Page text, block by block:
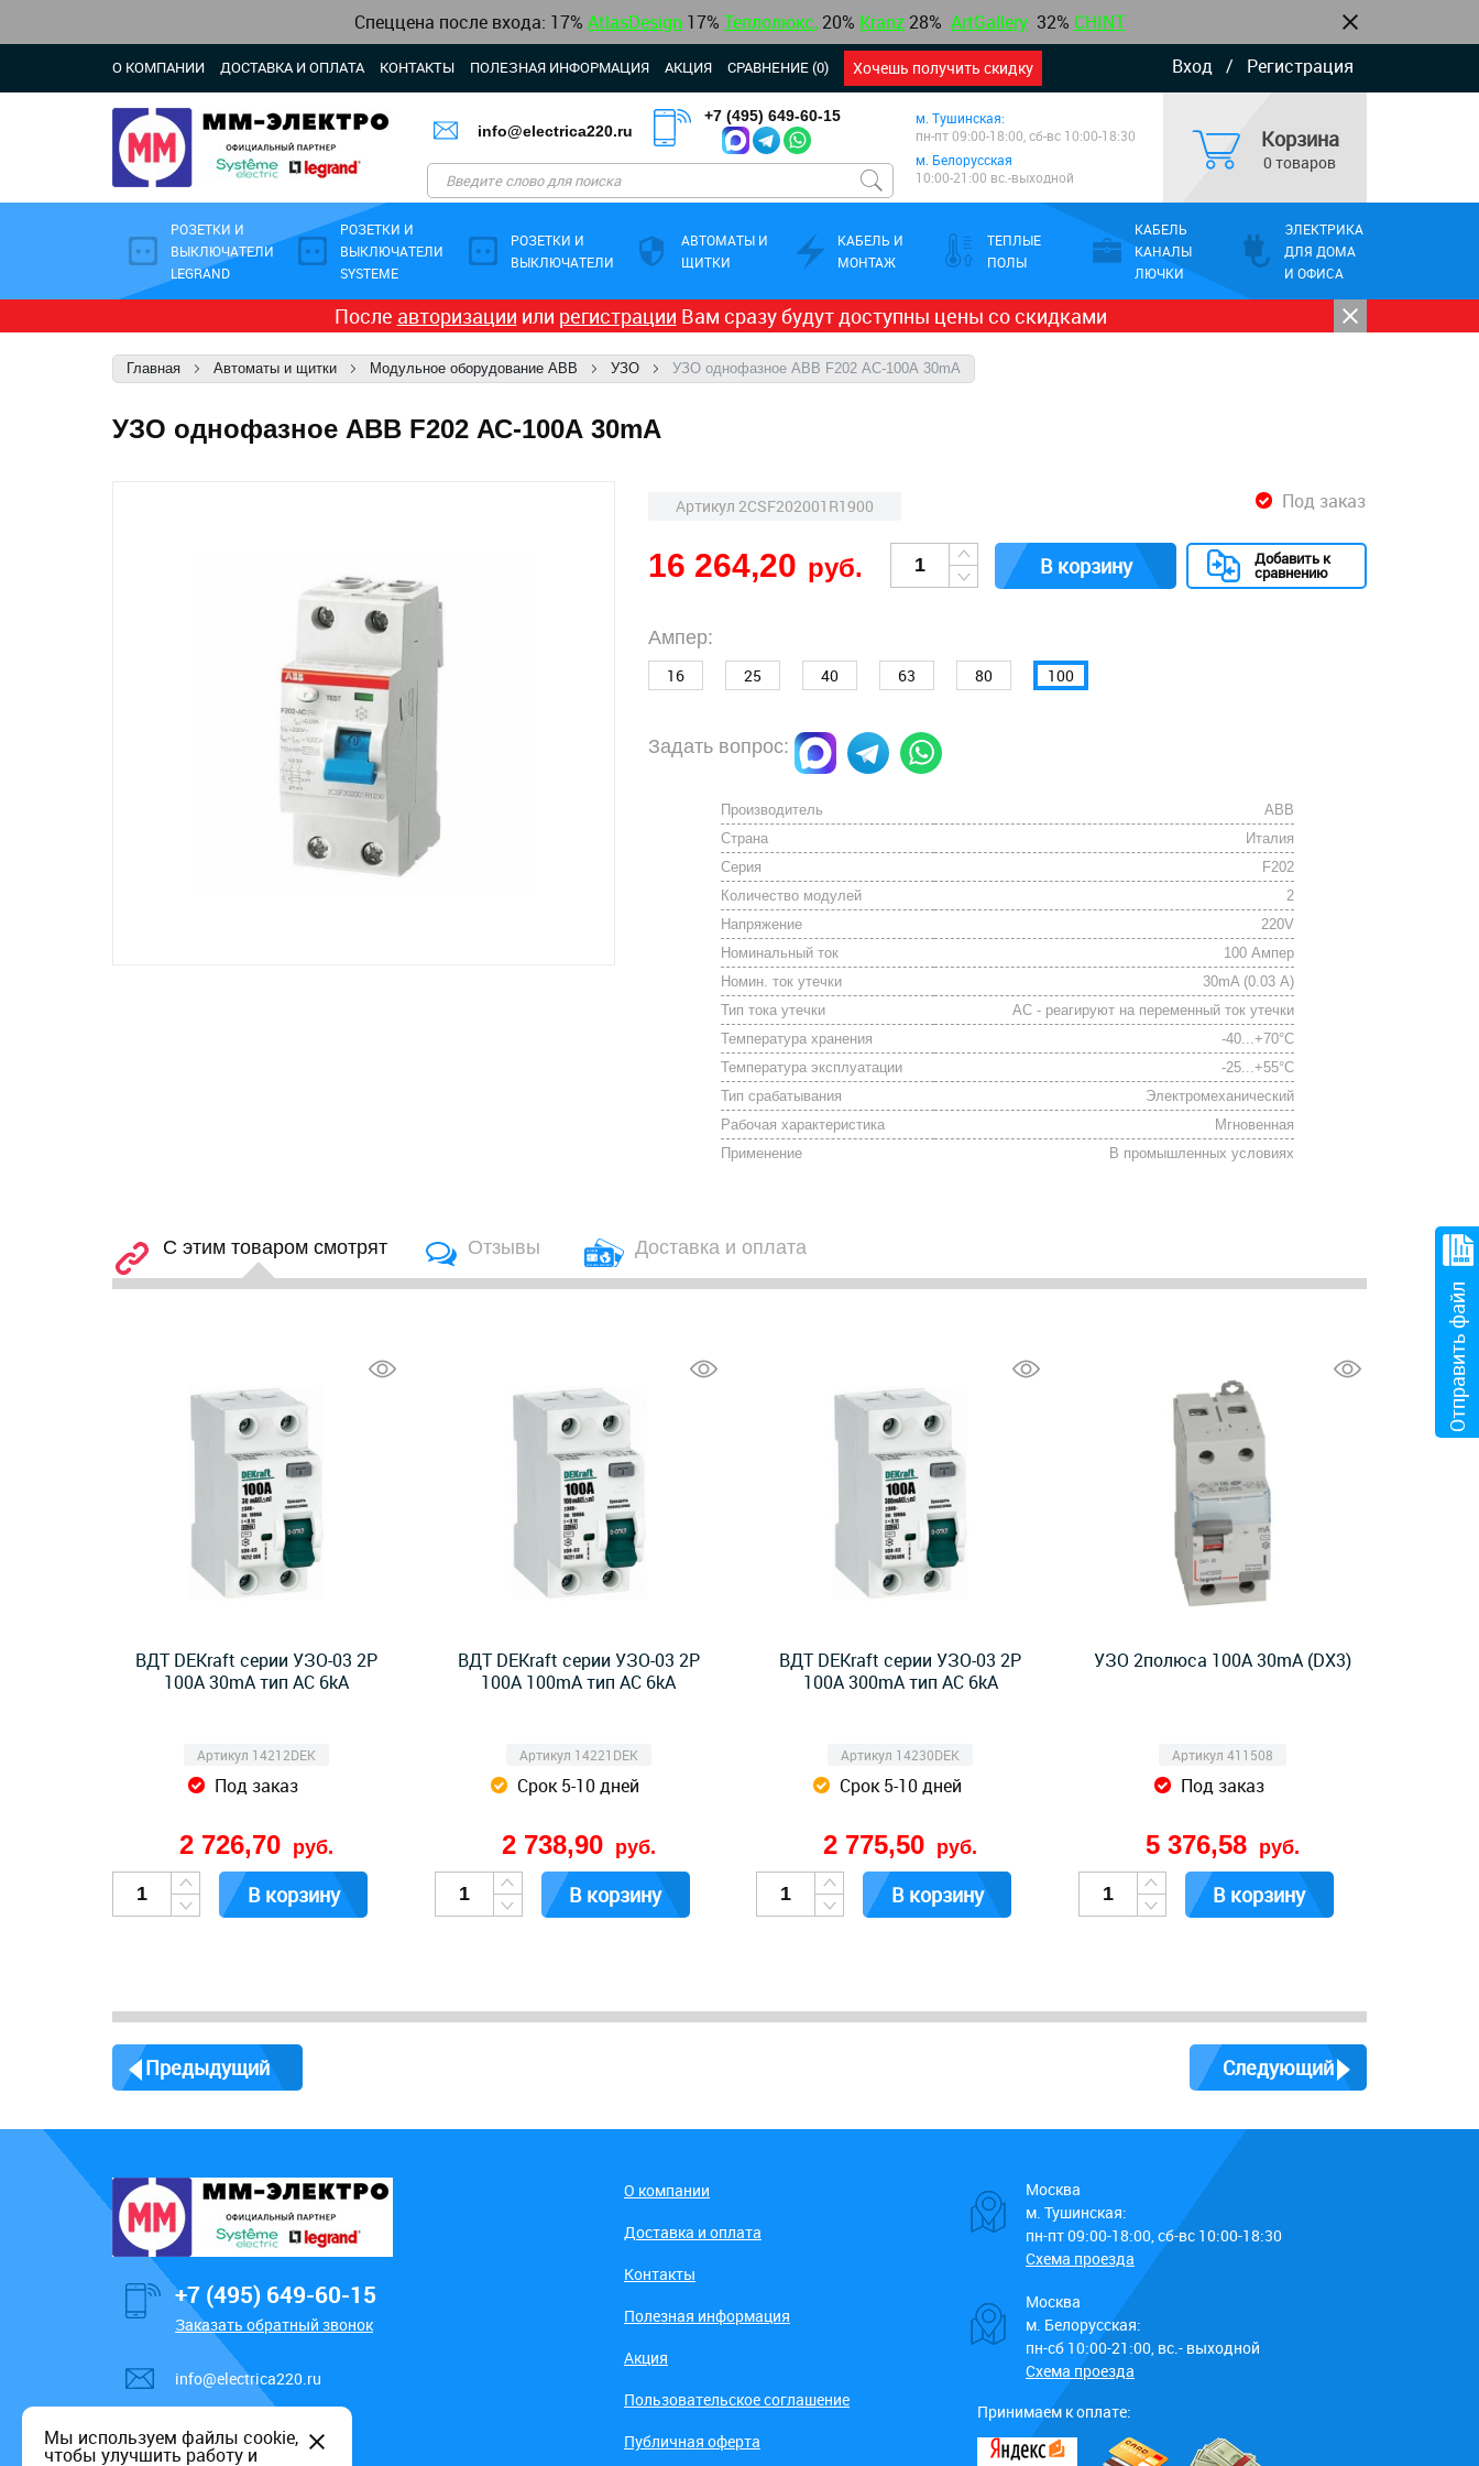
Спеццена после входа: 17% AtlasDesign 17% Теплолюкс, 20% Kranz 28% ArtGallery 32% CHINT
Вход / Регистрация
О КОМПАНИИ ДОСТАВКА И ОПЛАТА КОНТАКТЫ ПОЛЕЗНАЯ ИНФОРМАЦИЯ АКЦИЯ СРАВНЕНИЕ (0) Хочешь получить скидку
info@electrica220.ru
+7 (495) 649-60-15
м. Тушинская:
пн-пт 09:00-18:00, сб-вс 10:00-18:30
м. Белорусская
10:00-21:00 вс.-выходной
Корзина
0 товаров
РОЗЕТКИ И
ВЫКЛЮЧАТЕЛИ
LEGRAND
РОЗЕТКИ И
ВЫКЛЮЧАТЕЛИ
SYSTEME
РОЗЕТКИ И
ВЫКЛЮЧАТЕЛИ
АВТОМАТЫ И
ЩИТКИ
КАБЕЛЬ И
МОНТАЖ
ТЕПЛЫЕ
ПОЛЫ
КАБЕЛЬ
КАНАЛЫ
ЛЮЧКИ
ЭЛЕКТРИКА
ДЛЯ ДОМА
И ОФИСА
После авторизации или регистрации Вам сразу будут доступны цены со скидками
Главная Автоматы и щитки Модульное оборудование ABB УЗО УЗО однофазное ABB F202 АС-100А 30mA
УЗО однофазное ABB F202 АС-100А 30mA
Под заказ
Артикул 2CSF202001R1900
16 264,20 руб. В корзину Добавить к
сравнению
Ампер:
16 25 40 63 80 100
Задать вопрос:
Производитель
АВВ
Страна
Италия
Серия
F202
Количество модулей
2
Напряжение
220V
Номинальный ток
100 Ампер
Номин. ток утечки
30mA (0.03 А)
Тип тока утечки
АС - реагируют на переменный ток утечки
Температура хранения
-40...+70°С
Температура эксплуатации
-25...+55°С
Тип срабатывания
Электромеханический
Рабочая характеристика
Мгновенная
Применение
В промышленных условиях
С этим товаром смотрят Отзывы Доставка и оплата
ВДТ DEKraft серии УЗО-03 2P
100A 30mA тип AC 6kA
Артикул 14212DEK
Под заказ
2 726,70 руб.
В корзину
ВДТ DEKraft серии УЗО-03 2P
100A 100mA тип AC 6kA
Артикул 14221DEK
Срок 5-10 дней
2 738,90 руб.
В корзину
ВДТ DEKraft серии УЗО-03 2P
100A 300mA тип AC 6kA
Артикул 14230DEK
Срок 5-10 дней
2 775,50 руб.
В корзину
УЗО 2полюса 100А 30mA (DX3)
Артикул 411508
Под заказ
5 376,58 руб.
В корзину
Предыдущий Следующий
+7 (495) 649-60-15
Заказать обратный звонок
info@electrica220.ru
О компании
Доставка и оплата
Контакты
Полезная информация
Акция
Пользовательское соглашение
Публичная оферта
Москва
м. Тушинская:
пн-пт 09:00-18:00, сб-вс 10:00-18:30
Схема проезда
Москва
м. Белорусская:
пн-сб 10:00-21:00, вс.- выходной
Схема проезда
Принимаем к оплате:
Отправить файл
Мы используем файлы cookie,
чтобы улучшить работу и